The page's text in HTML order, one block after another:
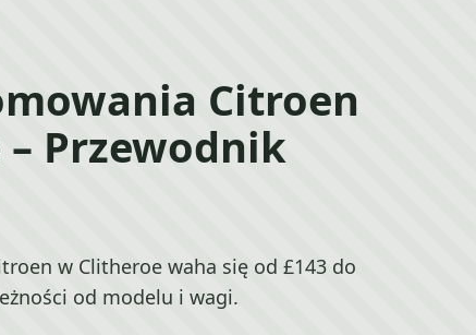
Citroen
Przewodnik
w Clitheroe waha się od £143 do
od modelu i wagi.